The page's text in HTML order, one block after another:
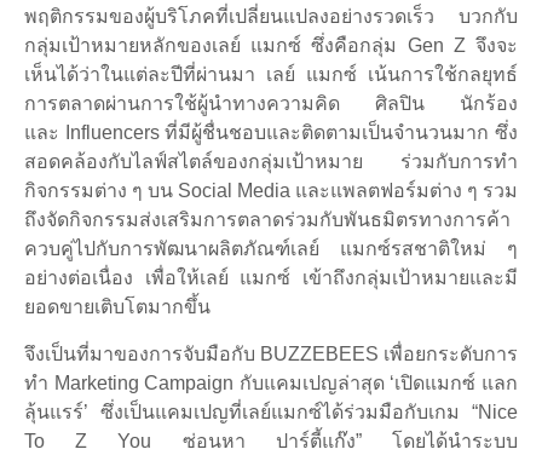
พฤติกรรมของผู้บริโภคที่เปลี่ยนแปลงอย่างรวดเร็ว บวกกับ
กลุ่มเป้าหมายหลักของเลย์ แมกซ์ ซึ่งคือกลุ่ม Gen Z จึงจะ
เห็นได้ว่าในแต่ละปีที่ผ่านมา เลย์ แมกซ์ เน้นการใช้กลยุทธ์
การตลาดผ่านการใช้ผู้นำทางความคิด ศิลปิน นักร้อง
และ Influencers ที่มีผู้ชื่นชอบและติดตามเป็นจำนวนมาก ซึ่ง
สอดคล้องกับไลฟ์สไตล์ของกลุ่มเป้าหมาย ร่วมกับการทำ
กิจกรรมต่าง ๆ บน Social Media และแพลตฟอร์มต่าง ๆ รวม
ถึงจัดกิจกรรมส่งเสริมการตลาดร่วมกับพันธมิตรทางการค้า
ควบคู่ไปกับการพัฒนาผลิตภัณฑ์เลย์ แมกซ์รสชาติใหม่ ๆ
อย่างต่อเนื่อง เพื่อให้เลย์ แมกซ์ เข้าถึงกลุ่มเป้าหมายและมี
ยอดขายเติบโตมากขึ้น
จึงเป็นที่มาของการจับมือกับ BUZZEBEES เพื่อยกระดับการ
ทำ Marketing Campaign กับแคมเปญล่าสุด ‘เปิดแมกซ์ แลก
ลุ้นแรร์’ ซึ่งเป็นแคมเปญที่เลย์แมกซ์ได้ร่วมมือกับเกม “Nice
To Z You ซ่อนหา ปาร์ตี้แก๊ง” โดยได้นำระบบ